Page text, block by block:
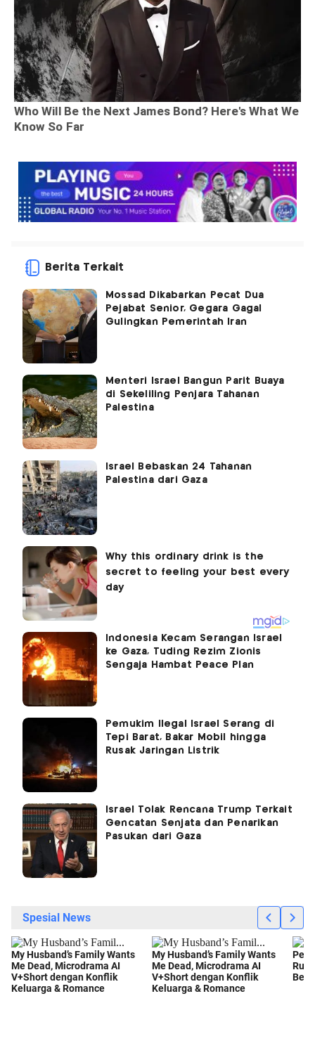
Berita Terkait
Mossad Dikabarkan Pecat Dua
Pejabat Senior, Gegara Gagal
Gulingkan Pemerintah Iran
Menteri Israel Bangun Parit Buaya
di Sekeliling Penjara Tahanan
Palestina
Israel Bebaskan 24 Tahanan
Palestina dari Gaza
Indonesia Kecam Serangan Israel
ke Gaza, Tuding Rezim Zionis
Sengaja Hambat Peace Plan
Pemukim Ilegal Israel Serang di
Tepi Barat, Bakar Mobil hingga
Rusak Jaringan Listrik
Israel Tolak Rencana Trump Terkait
Gencatan Senjata dan Penarikan
Pasukan dari Gaza